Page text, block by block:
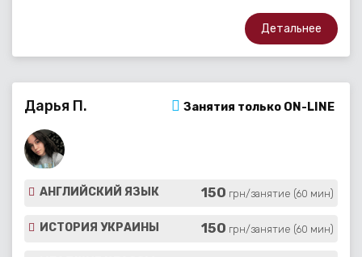
Детальнее
Дарья П. Занятия только ON-LINE
АНГЛИЙСКИЙ ЯЗЫК 150 грн/занятие (60 мин)
ИСТОРИЯ УКРАИНЫ 150 грн/занятие (60 мин)